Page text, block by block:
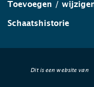
Toevoegen /
Schaatshistorie
Dit is een website van